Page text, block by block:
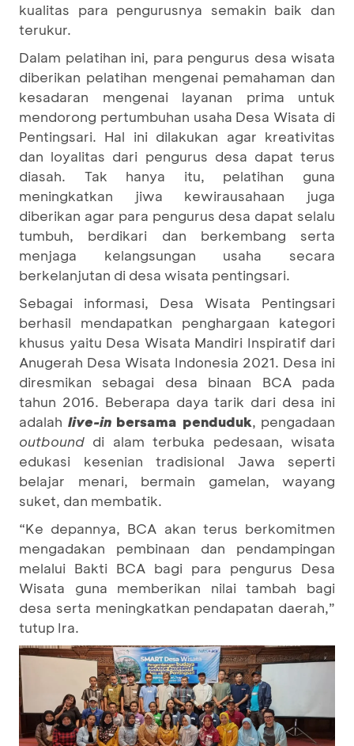
kualitas para pengurusnya semakin baik dan
terukur.
Dalam pelatihan ini, para pengurus desa wisata
diberikan pelatihan mengenai pemahaman dan
kesadaran mengenai layanan prima untuk
mendorong pertumbuhan usaha Desa Wisata di
Pentingsari. Hal ini dilakukan agar kreativitas
dan loyalitas dari pengurus desa dapat terus
diasah. Tak hanya itu, pelatihan guna
meningkatkan jiwa kewirausahaan juga
diberikan agar para pengurus desa dapat selalu
tumbuh, berdikari dan berkembang serta
menjaga kelangsungan usaha secara
berkelanjutan di desa wisata pentingsari.
Sebagai informasi, Desa Wisata Pentingsari
berhasil mendapatkan penghargaan kategori
khusus yaitu Desa Wisata Mandiri Inspiratif dari
Anugerah Desa Wisata Indonesia 2021. Desa ini
diresmikan sebagai desa binaan BCA pada
tahun 2016. Beberapa daya tarik dari desa ini
adalah live-inbersama penduduk, pengadaan
outbound di alam terbuka pedesaan, wisata
edukasi kesenian tradisional Jawa seperti
belajar menari, bermain gamelan, wayang
suket, dan membatik.
“Ke depannya, BCA akan terus berkomitmen
mengadakan pembinaan dan pendampingan
melalui Bakti BCA bagi para pengurus Desa
Wisata guna memberikan nilai tambah bagi
desa serta meningkatkan pendapatan daerah,”
tutup Ira.